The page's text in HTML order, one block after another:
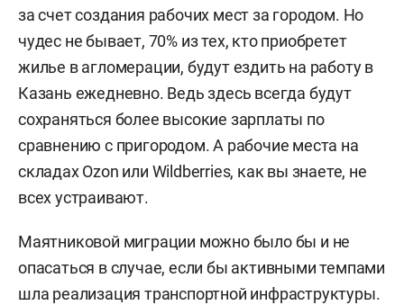
за счет создания рабочих мест за городом. Но
чудес не бывает, 70% из тех, кто приобретет
жилье в агломерации, будут ездить на работу в
Казань ежедневно. Ведь здесь всегда будут
сохраняться более высокие зарплаты по
сравнению с пригородом. А рабочие места на
складах Ozon или Wildberries, как вы знаете, не
всех устраивают.
Маятниковой миграции можно было бы и не
опасаться в случае, если бы активными темпами
шла реализация транспортной инфраструктуры.